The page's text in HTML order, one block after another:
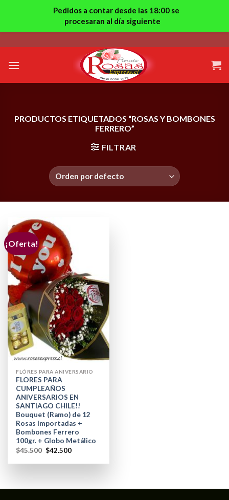
to
content
PRODUCTOS ETIQUETADOS “ROSAS Y BOMBONES
FERRERO”
FILTRAR
¡Oferta!
FLÓRES PARA ANIVERSARIO
FLORES PARA
CUMPLEAÑOS
ANIVERSARIOS EN
SANTIAGO CHILE!!
Bouquet (Ramo) de 12
Rosas Importadas +
Bombones Ferrero
100gr. + Globo Metálico
$45.500 $42.500
Pedidos a contar desde las 18:00 se
procesaran al día siguiente